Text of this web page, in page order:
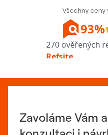
Všechny ceny
Zavoláme Vám